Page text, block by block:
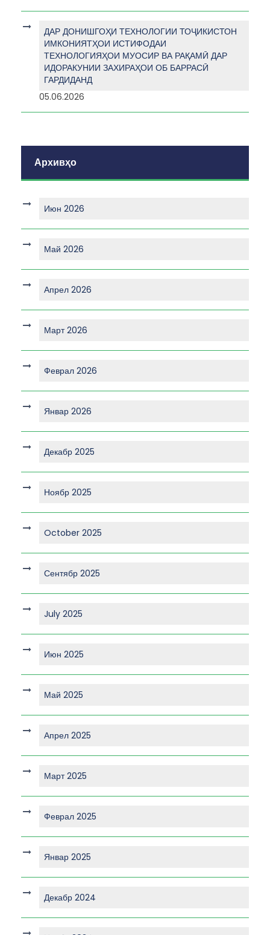
ДАР ДОНИШГОҲИ ТЕХНОЛОГИИ ТОҶИКИСТОН
ИМКОНИЯТҲОИ ИСТИФОДАИ
ТЕХНОЛОГИЯҲОИ МУОСИР ВА РАҚАМӢ ДАР
ИДОРАКУНИИ ЗАХИРАҲОИ ОБ БАРРАСӢ
ГАРДИДАНД
05.06.2026
Архивҳо
Июн 2026
Май 2026
Апрел 2026
Март 2026
Феврал 2026
Январ 2026
Декабр 2025
Ноябр 2025
October 2025
Сентябр 2025
July 2025
Июн 2025
Май 2025
Апрел 2025
Март 2025
Феврал 2025
Январ 2025
Декабр 2024